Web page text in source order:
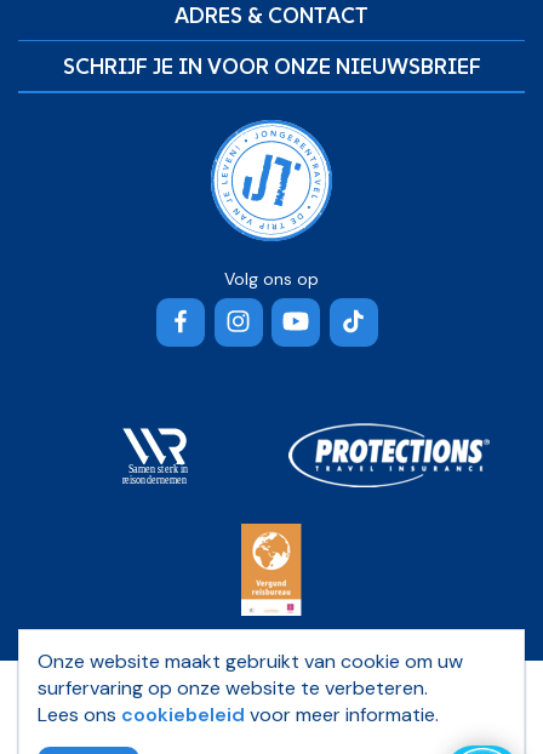
ADRES & CONTACT
SCHRIJF JE IN VOOR ONZE NIEUWSBRIEF
Volg ons op
FacebookInstagramYouTubeTikTok
Privacybeleid
Onze website maakt gebruikt van cookie om uw
surfervaring op onze website te verbeteren.
Lees ons cookiebeleid voor meer informatie.